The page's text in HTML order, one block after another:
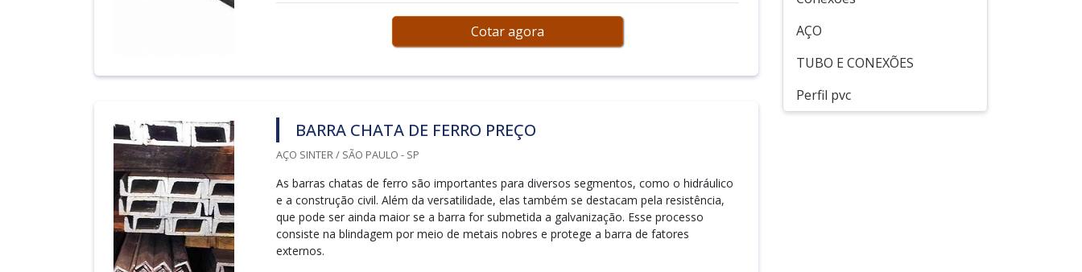
Cotar agora
BARRA CHATA DE FERRO PREÇO
AÇO SINTER / SÃO PAULO - SP
As barras chatas de ferro são importantes para diversos segmentos, como o hidráulico
e a construção civil. Além da versatilidade, elas também se destacam pela resistência,
que pode ser ainda maior se a barra for submetida a galvanização. Esse processo
consiste na blindagem por meio de metais nobres e protege a barra de fatores
externos.
AÇO
TUBO E CONEXÕES
Perfil pvc